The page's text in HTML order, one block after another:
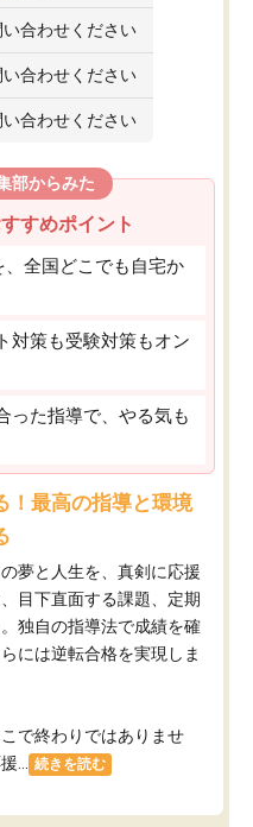
合わせください
合わせください
合わせください
部からみた
すめポイント
、全国どこでも自宅か
対策も受験対策もオン
った指導で、やる気も
！最高の指導と環境
夢と人生を、真剣に応援
目下直面する課題、定期
独自の指導法で成績を確
には逆転合格を実現しま
で終わりではありませ
...
続きを読む